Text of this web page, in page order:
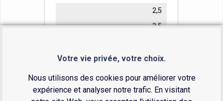
Votre vie privée, votre choix.
Nous utilisons des cookies pour améliorer votre
expérience et analyser notre trafic. En visitant
2,5
3,5
41-2500
3,0